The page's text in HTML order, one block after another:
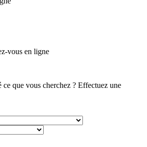
vous en ligne
ce que vous cherchez ? Effectuez une